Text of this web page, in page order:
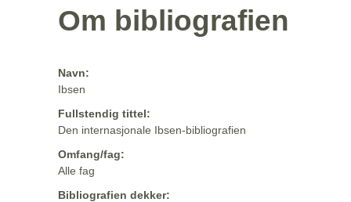
Om bibliografien
Navn:
Ibsen
Fullstendig tittel:
Den internasjonale Ibsen-bibliografien
Omfang/fag:
Alle fag
Bibliografien dekker: